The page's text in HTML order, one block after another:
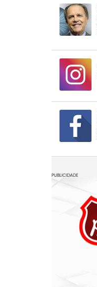
PUBLICIDADE